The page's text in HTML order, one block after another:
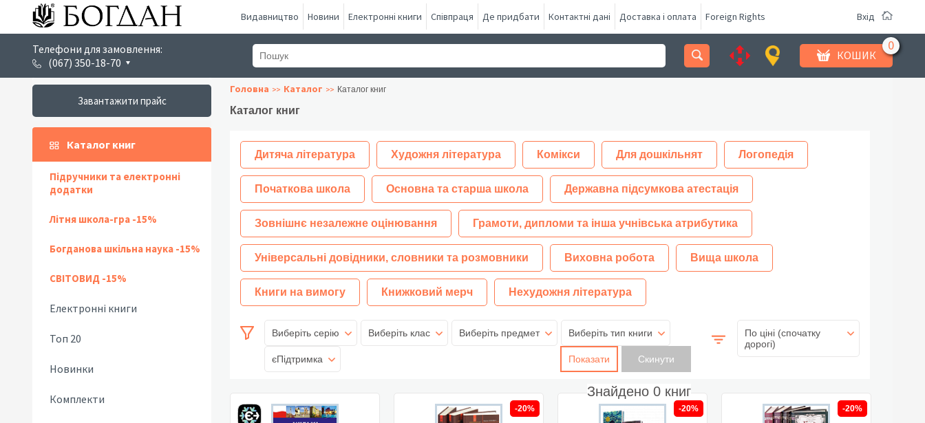
Видавництво Новини Електронні книги Співпраця Де придбати Контактні дані Доставка і оплата Foreign Rights Вхід
Телефони для замовлення:
(067) 350-18-70
КОШИК
Завантажити прайс
Каталог книг
Підручники та електронні
додатки
Літня школа-гра -15%
Богданова шкільна наука -15%
СВІТОВИД -15%
Електронні книги
Топ 20
Новинки
Комплекти
Головна Каталог Каталог книг
Каталог книг
Дитяча література Художня література Комікси Для дошкільнят Логопедія
Початкова школа Основна та старша школа Державна підсумкова атестація
Зовнішнє незалежне оцінювання Грамоти, дипломи та інша учнівська атрибутика
Універсальні довідники, словники та розмовники Виховна робота Вища школа
Книги на вимогу Книжковий мерч Нехудожня література
Виберіть серію Виберіть клас Виберіть предмет Виберіть тип книги
єПідтримка Показати
Знайдено 0 книг
По ціні (спочатку
дорогі)
-20% -20% -20%